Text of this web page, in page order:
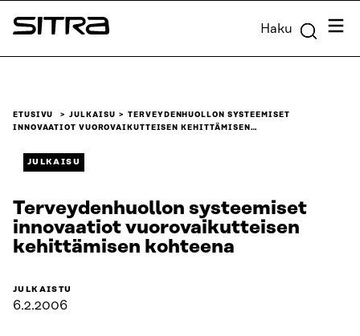
Siirry
suoraan
Sitra Haku
ETUSIVU JULKAISU
TERVEYDENHUOLLON SYSTEEMISET
INNOVAATIOT VUOROVAIKUTTEISEN KEHITTÄMISEN…
JULKAISU
Terveydenhuollon systeemiset
innovaatiot vuorovaikutteisen
kehittämisen kohteena
JULKAISTU
6.2.2006